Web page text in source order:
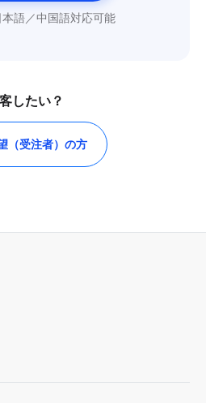
語／中国語対応可能
したい？
（受注者）の方